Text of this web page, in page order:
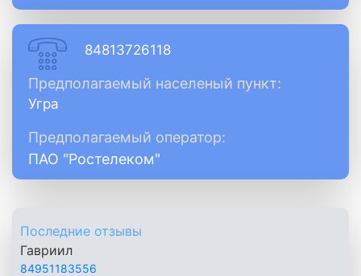
84813726118
Предполагаемый населеный пункт:
Угра
Предполагаемый оператор:
ПАО "Ростелеком"
Последние отзывы
Гавриил
84951183556